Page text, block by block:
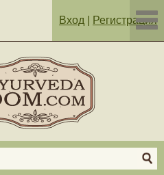
Вход Регистрация